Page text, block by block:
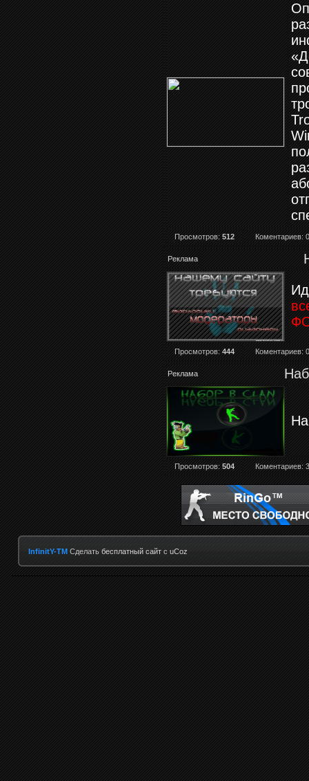
Просмотров:512 Коментариев: 0
Реклама
Просмотров:444 Коментариев: 0
Реклама
Просмотров:504 Коментариев: 3
InfinitY-TM Сделать бесплатный сайт с uCoz